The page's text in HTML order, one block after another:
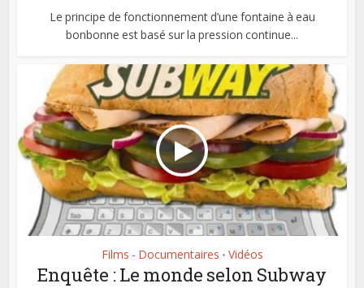
Le principe de fonctionnement d’une fontaine à eau
bonbonne est basé sur la pression continue...
Films - Documentaires • Vidéos
Enquête : Le monde selon Subway